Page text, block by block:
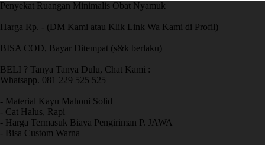
Penyekat Ruangan Minimalis Obat Nyamuk
Harga Rp. - (DM Kami atau Klik Link Wa Kami di Profil)
BISA COD, Bayar Ditempat (s&k berlaku)
BELI ? Tanya Tanya Dulu, Chat Kami :
Whatsapp. 081 229 525 525
- Material Kayu Mahoni Solid
- Cat Halus, Rapi
- Harga Termasuk Biaya Pengiriman P. JAWA
- Bisa Custom Warna